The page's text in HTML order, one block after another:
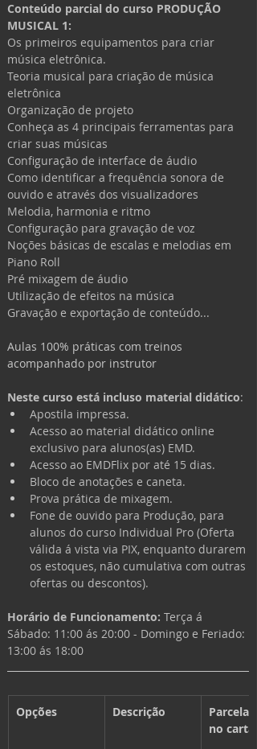
Conteúdo parcial do curso PRODUÇÃO
MUSICAL 1:
Os primeiros equipamentos para criar
música eletrônica.
Teoria musical para criação de música
eletrônica
Organização de projeto
Conheça as 4 principais ferramentas para
criar suas músicas
Configuração de interface de áudio
Como identificar a frequência sonora de
ouvido e através dos visualizadores
Melodia, harmonia e ritmo
Configuração para gravação de voz
Noções básicas de escalas e melodias em
Piano Roll
Pré mixagem de áudio
Utilização de efeitos na música
Gravação e exportação de conteúdo...
Aulas 100% práticas com treinos
acompanhado por instrutor
Neste curso está incluso material didático:
Apostila impressa.
Acesso ao material didático online
exclusivo para alunos(as) EMD.
Acesso ao EMDFlix por até 15 dias.
Bloco de anotações e caneta.
Prova prática de mixagem.
Fone de ouvido para Produção, para
alunos do curso Individual Pro (Oferta
válida á vista via PIX, enquanto durarem
os estoques, não cumulativa com outras
ofertas ou descontos).
Horário de Funcionamento: Terça á
Sábado: 11:00 ás 20:00 - Domingo e Feriado:
13:00 ás 18:00
Opções Descrição
no cartão